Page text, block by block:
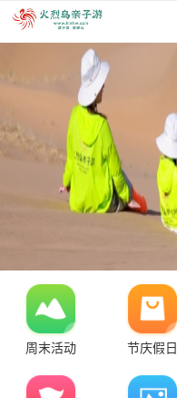
周末活动 节庆假日